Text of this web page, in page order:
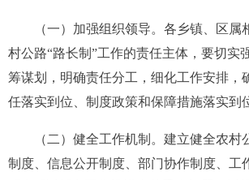
（一）加强组织领导。各乡镇、区属
村公路“路长制”工作的责任主体，要切实
筹谋划，明确责任分工，细化工作安排，
任落实到位、制度政策和保障措施落实到
（二）健全工作机制。建立健全农村
制度、信息公开制度、部门协作制度、工